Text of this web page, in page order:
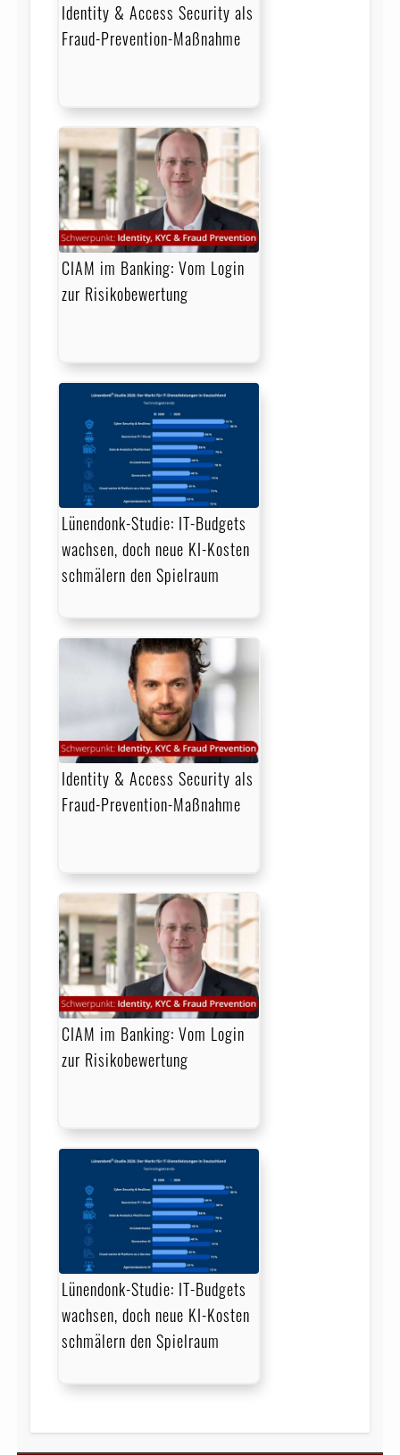
Identity & Access Security als
Fraud-Prevention-Maßnahme
CIAM im Banking: Vom Login
zur Risikobewertung
Lünendonk-Studie: IT-Budgets
wachsen, doch neue KI-Kosten
schmälern den Spielraum
Identity & Access Security als
Fraud-Prevention-Maßnahme
CIAM im Banking: Vom Login
zur Risikobewertung
Lünendonk-Studie: IT-Budgets
wachsen, doch neue KI-Kosten
schmälern den Spielraum